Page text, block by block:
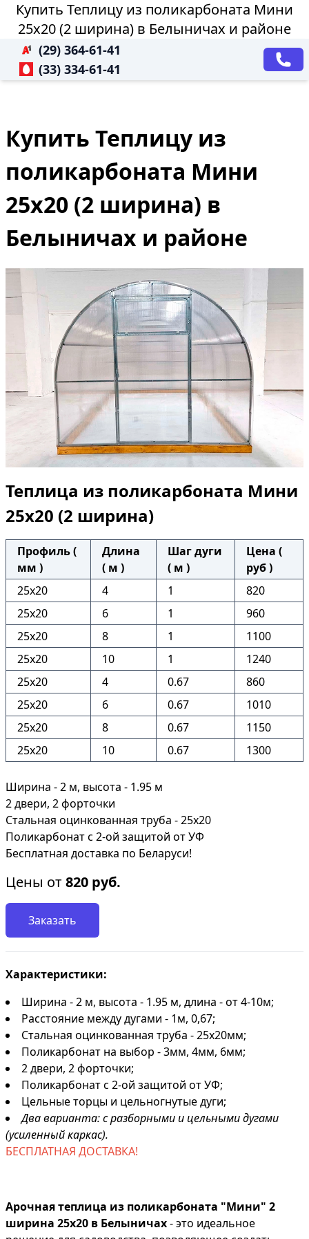
Купить Теплицу из поликарбоната Мини
25х20 (2 ширина) в Белыничах и районе
(29) 364-61-41
(33) 334-61-41
Купить Теплицу из
поликарбоната Мини
25х20 (2 ширина) в
Белыничах и районе
Теплица из поликарбоната Мини
25х20 (2 ширина)
Профиль (
мм )
Длина
( м )
Шаг дуги
( м )
Цена (
руб )
25x20
4 1
820
25x20
6 1
960
25x20
8 1
1100
25x20
10 1
1240
25x20
4 0.67
860
25x20
6 0.67
1010
25x20
8 0.67
1150
25x20
10 0.67 1300
Ширина - 2 м, высота - 1.95 м
2 двери, 2 форточки
Стальная оцинкованная труба - 25х20
Поликарбонат с 2-ой защитой от УФ
Бесплатная доставка по Беларуси!
Цены от820 руб.
Заказать
Характеристики:
Ширина - 2 м, высота - 1.95 м, длина - от 4-10м;
Расстояние между дугами - 1м, 0,67;
Стальная оцинкованная труба - 25х20мм;
Поликарбонат на выбор - 3мм, 4мм, 6мм;
2 двери, 2 форточки;
Поликарбонат с 2-ой защитой от УФ;
Цельные торцы и цельногнутые дуги;
Два варианта: с разборными и цельными дугами
(усиленный каркас).
БЕСПЛАТНАЯ ДОСТАВКА!
Арочная теплица из поликарбоната "Мини" 2
ширина 25х20 в Белыничах- это идеальное